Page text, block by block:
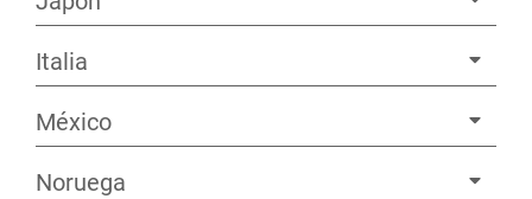
Italia
México
Noruega